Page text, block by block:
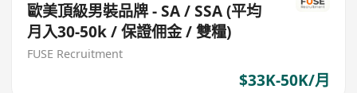
歐美頂級男裝品牌 - SA / SSA (平均
月入30-50k / 保證佣金 / 雙糧)
FUSE Recruitment
$33K-50K/月